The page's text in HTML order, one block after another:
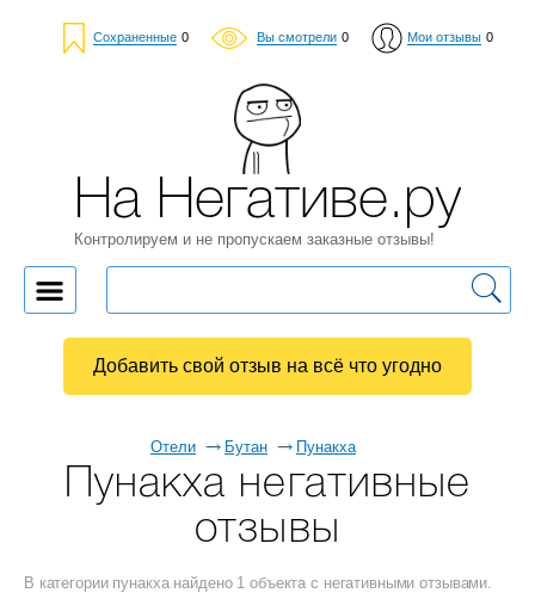
Сохраненные 0 Вы смотрели 0 Мои отзывы 0
Отели Бутан Пунакха
Пунакха негативные
отзывы
В категории пунакха найдено 1 объекта с негативными отзывами.
На Негативе.ру
Контролируем и не пропускаем заказные отзывы!
Добавить свой отзыв на всё что угодно